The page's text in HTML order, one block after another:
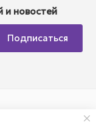
и новостей
Подписаться